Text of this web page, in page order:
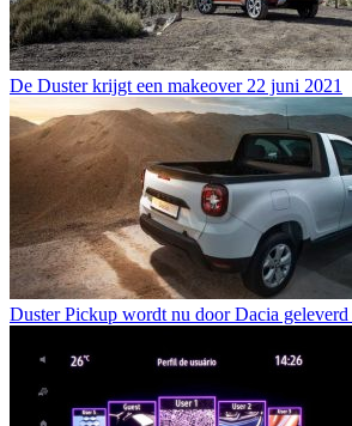
De Duster krijgt een makeover 22 juni 2021
Duster Pickup wordt nu door Dacia geleverd